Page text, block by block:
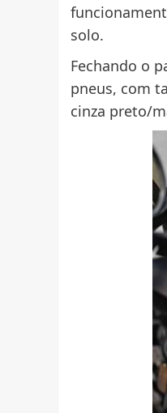
solo.
Fechando o
pneus, com
cinza preto/